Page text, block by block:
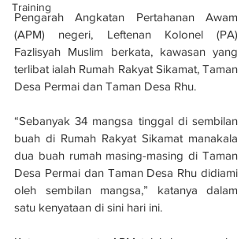
Training
Pengarah Angkatan Pertahanan Awam
(APM) negeri, Leftenan Kolonel (PA)
Fazlisyah Muslim berkata, kawasan yang
terlibat ialah Rumah Rakyat Sikamat, Taman
Desa Permai dan Taman Desa Rhu.
“Sebanyak 34 mangsa tinggal di sembilan
buah di Rumah Rakyat Sikamat manakala
dua buah rumah masing-masing di Taman
Desa Permai dan Taman Desa Rhu didiami
oleh sembilan mangsa,” katanya dalam
satu kenyataan di sini hari ini.